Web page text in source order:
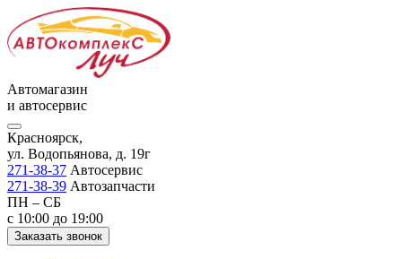
Автомагазин
и автосервис
Красноярск,
ул. Водопьянова, д. 19г
271-38-37 Автосервис
271-38-39 Автозапчасти
ПН – СБ
с 10:00 до 19:00
Заказать звонок